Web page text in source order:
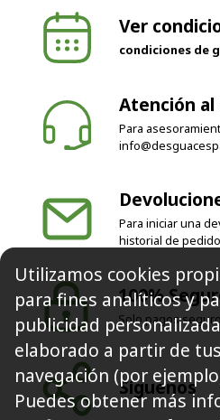
Ver
Atención
historial de
100%
Solo pagos seguros
Utilizamos cookies
para fines analíticos y
publicidad
elaborado a partir de
navegación (por
Puedes obtener más